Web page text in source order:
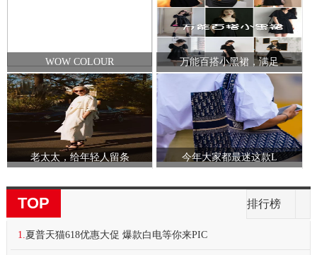
WOW COLOUR 万能百搭小黑裙，满足
老太太，给年轻人留条 今年大家都最迷这款L
TOP 排行榜
1. 夏普天猫618优惠大促 爆款白电等你来PIC